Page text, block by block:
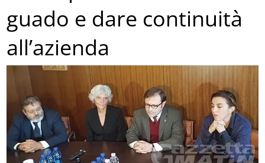
guado e dare continuità
all’azienda